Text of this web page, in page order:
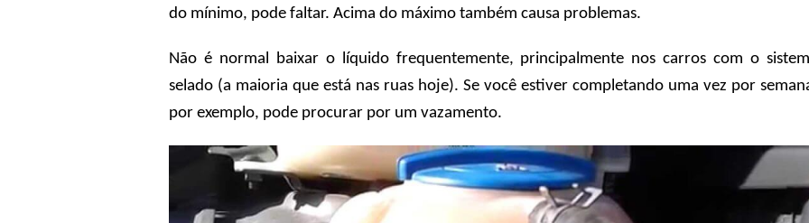
do mínimo, pode faltar. Acima do máximo também causa problemas.
Não é normal baixar o líquido frequentemente, principalmente nos carros com o
selado (a maioria que está nas ruas hoje). Se você estiver completando uma vez por
por exemplo, pode procurar por um vazamento.